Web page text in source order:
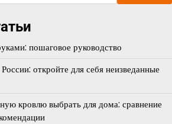
пошаговое руководство
откройте для себя неизведанные
кровлю выбрать для дома: сравнение